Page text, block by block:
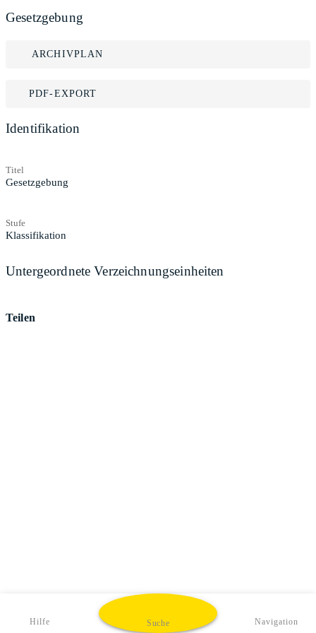
Gesetzgebung
ARCHIVPLAN
PDF-EXPORT
Identifikation
Titel
Gesetzgebung
Stufe
Klassifikation
Untergeordnete Verzeichnungseinheiten
Teilen
Hilfe Suche Navigation